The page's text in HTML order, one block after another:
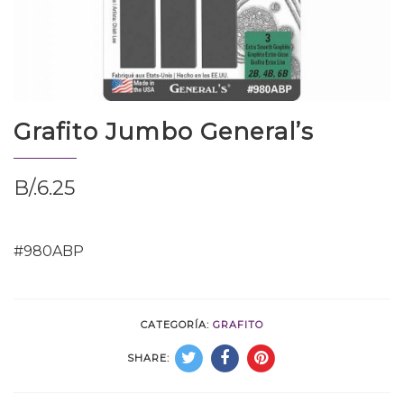
Grafito Jumbo General’s
B/.6.25
#980ABP
CATEGORÍA: GRAFITO
SHARE: